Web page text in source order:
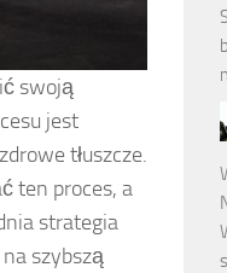
swoją
jest
tłuszcze.
ten proces, a
strategia
szybszą